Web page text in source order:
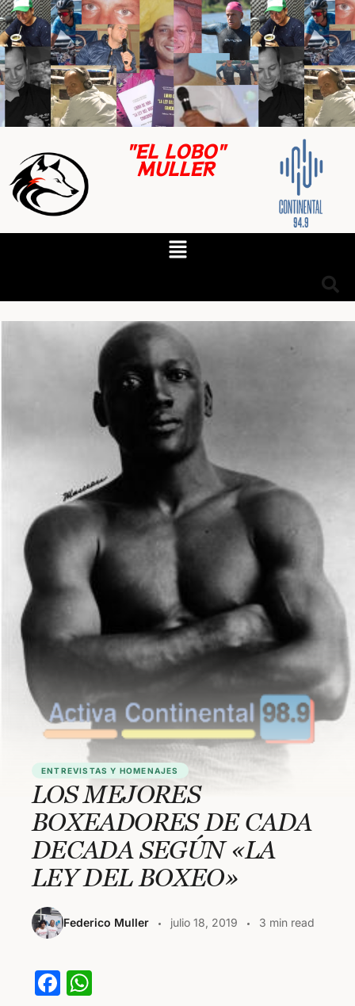
"EL LOBO"
MULLER
ENTREVISTAS Y HOMENAJES
LOS MEJORES
BOXEADORES DE CADA
DECADA SEGÚN «LA
LEY DEL BOXEO»
Federico Muller julio 18, 2019 3 min read
F